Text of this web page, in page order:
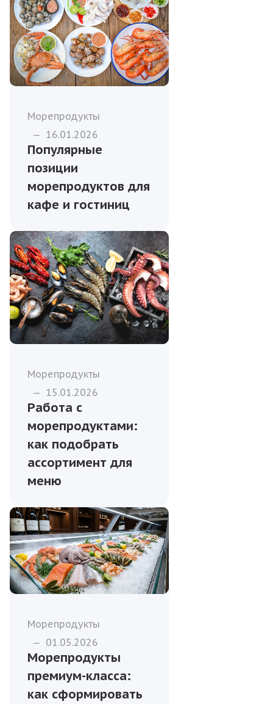
Морепродукты
— 16.01.2026
Популярные
позиции
морепродуктов для
кафе и гостиниц
Морепродукты
— 15.01.2026
Работа с
морепродуктами:
как подобрать
ассортимент для
меню
Морепродукты
— 01.05.2026
Морепродукты
премиум-класса:
как сформировать